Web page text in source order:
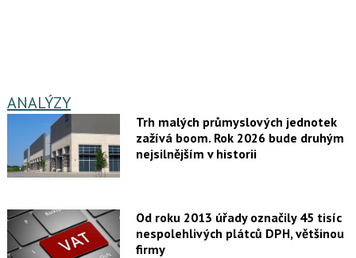
ANALÝZY
Trh malých průmyslových jednotek
zažívá boom. Rok 2026 bude druhým
nejsilnějším v historii
Od roku 2013 úřady označily 45 tisíc
nespolehlivých plátců DPH, většinou
firmy